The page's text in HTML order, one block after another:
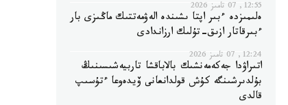
12:55, 07 تامىز 2026
ەلىمىزدە ءبىر اپتا ىشىندە الەۋمەتتىك ماڭىزى بار
ءبىرقاتار ازىق-تۇلىك ارزاندادى
12:24, 07 تامىز 2026
اتىراۋدا جەكەمەنشىك بالاباقشا تاربيەشىسىنىڭ
بۇلدىرشىنگە كۇش قولدانعانى ۆيدەوعا ءتۇسىپ
قالدى